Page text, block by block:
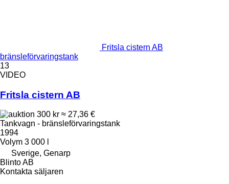
Fritsla cistern AB
bränsleförvaringstank
13
VIDEO
Fritsla cistern AB
300 kr ≈ 27,36 €
Tankvagn - bränsleförvaringstank
1994
Volym 3 000 l
Sverige, Genarp
Blinto AB
Kontakta säljaren